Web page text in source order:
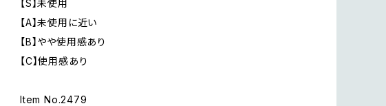
【S】未使用
【A】未使用に近い
【B】やや使用感あり
【C】使用感あり
Item No.2479